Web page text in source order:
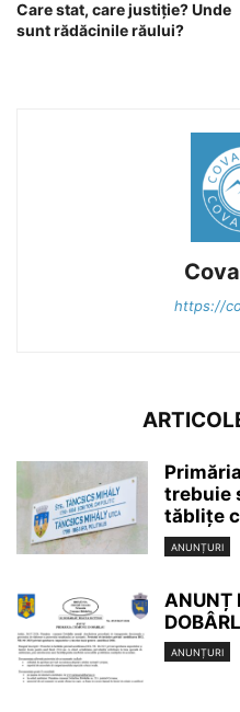
Care stat, care justiție? Unde
sunt rădăcinile răului?
https://
trebuie
tăblițe
ANUNȚURI
ANUNȚ
ANUNȚURI